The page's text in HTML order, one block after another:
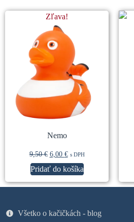
Zľava!
Nemo
9,50€ 6,00 € s DPH
Pridať do košíka
Všetko o kačičkách - blog